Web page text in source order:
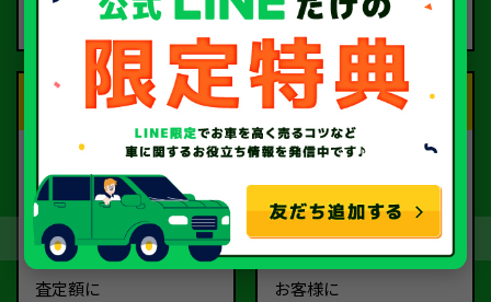
ご依頼ください。
す。
Step.3
契約
査定額に
Step.4
お引取り
お客様に